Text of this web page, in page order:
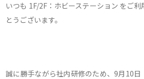
いつも 1F/2F：ホビーステーション をご
とうございます。
誠に勝手ながら社内研修のため、9月10